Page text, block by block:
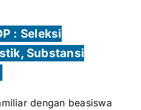
: Seleksi
Substansi
dengan beasiswa